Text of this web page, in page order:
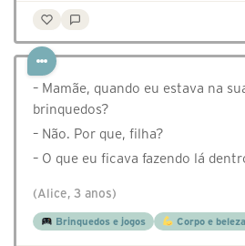
– Mamãe, quando eu estava na
brinquedos?
– Não. Por que, filha?
– O que eu ficava fazendo lá
(Alice, 3 anos)
Brinquedos e jogos Corpo e beleza